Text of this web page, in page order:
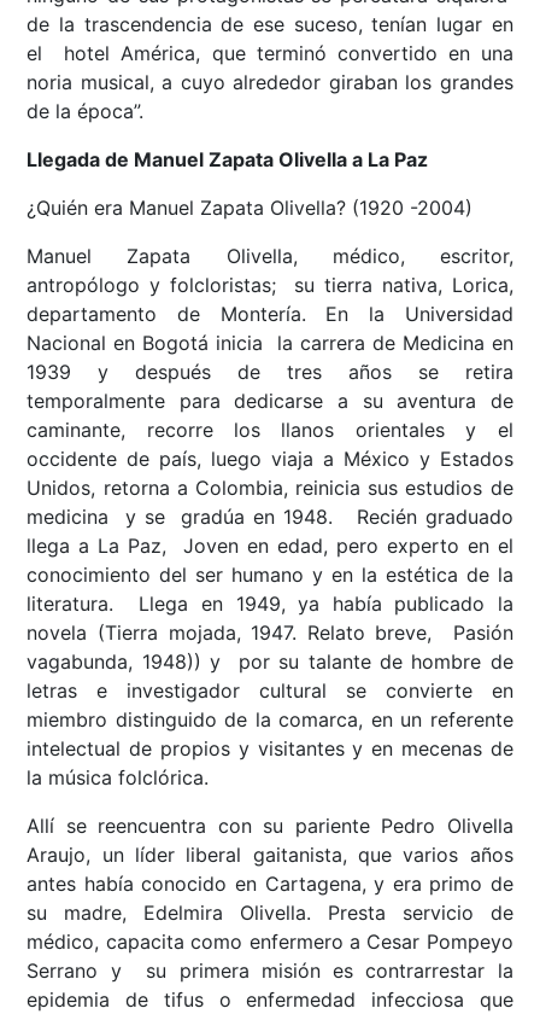
de la trascendencia de ese suceso, tenían lugar en
el hotel América, que terminó convertido en una
noria musical, a cuyo alrededor giraban los grandes
de la época”.
Llegada de Manuel Zapata Olivella a La Paz
¿Quién era Manuel Zapata Olivella? (1920 -2004)
Manuel Zapata Olivella, médico, escritor,
antropólogo y folcloristas; su tierra nativa, Lorica,
departamento de Montería. En la Universidad
Nacional en Bogotá inicia la carrera de Medicina en
1939 y después de tres años se retira
temporalmente para dedicarse a su aventura de
caminante, recorre los llanos orientales y el
occidente de país, luego viaja a México y Estados
Unidos, retorna a Colombia, reinicia sus estudios de
medicina y se gradúa en 1948. Recién graduado
llega a La Paz, Joven en edad, pero experto en el
conocimiento del ser humano y en la estética de la
literatura. Llega en 1949, ya había publicado la
novela (Tierra mojada, 1947. Relato breve, Pasión
vagabunda, 1948)) y por su talante de hombre de
letras e investigador cultural se convierte en
miembro distinguido de la comarca, en un referente
intelectual de propios y visitantes y en mecenas de
la música folclórica.
Allí se reencuentra con su pariente Pedro Olivella
Araujo, un líder liberal gaitanista, que varios años
antes había conocido en Cartagena, y era primo de
su madre, Edelmira Olivella. Presta servicio de
médico, capacita como enfermero a Cesar Pompeyo
Serrano y su primera misión es contrarrestar la
epidemia de tifus o enfermedad infecciosa que